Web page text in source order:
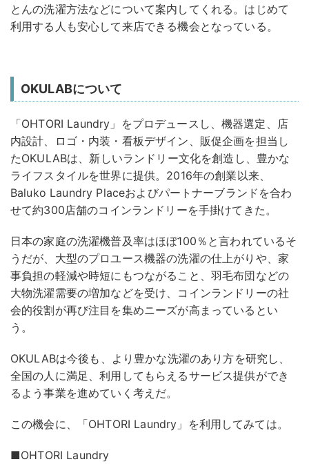
とんの洗濯方法などについて案内してくれる。はじめて
利用する人も安心して来店できる機会となっている。
OKULABについて
「OHTORI Laundry」をプロデュースし、機器選定、店
内設計、ロゴ・内装・看板デザイン、販促企画を担当し
たOKULABは、新しいランドリー⽂化を創造し、豊かな
ライフスタイルを世界に提供。2016年の創業以来、
Baluko Laundry Placeおよびパートナーブランドを合わ
せて約300店舗のコインランドリーを⼿掛けてきた。
⽇本の家庭の洗濯機普及率はほぼ100％と⾔われているそ
うだが、⼤型のプロユース機器の洗濯の仕上がりや、家
事負担の軽減や時短にもつながること、⽻⽑布団などの
⼤物洗濯需要の増加などを受け、コインランドリーの社
会的役割が再び注⽬を集めニーズが⾼まっているとい
う。
OKULABは今後も、より豊かな洗濯のあり⽅を研究し、
全国の人に満⾜、利用してもらえるサービス提供ができ
るよう事業を進めていく考えだ。
この機会に、「OHTORI Laundry」を利用してみては。
■OHTORI Laundry